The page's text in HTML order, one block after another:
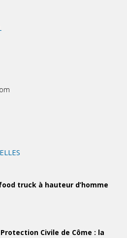
truck à hauteur d’homme
Civile de Côme : la